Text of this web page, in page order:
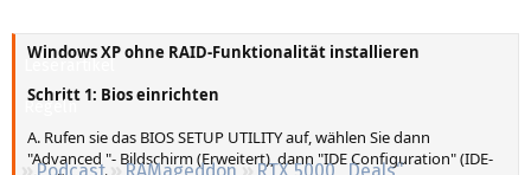
Regeln
Windows XP ohne RAID-Funktionalität installieren
Schritt 1: Bios einrichten
A. Rufen sie das BIOS SETUP UTILITY auf, wählen Sie dann
"Advanced "- Bildschirm (Erweitert), dann "IDE Configuration" (IDE-